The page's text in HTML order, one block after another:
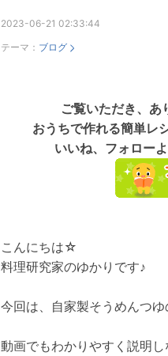
2023-06-21 02:33:44
テーマ： ブログ
ご覧いただき、あ
おうちで作れる簡単レ
いいね、フォロー
こんにちは☆
料理研究家のゆかりです♪
今回は、自家製そうめんつゆ
動画でもわかりやすく説明